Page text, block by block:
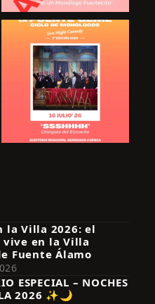
la Villa 2026: el
vive en la Villa
Fuente Álamo
ESPECIAL – NOCHES
2026 ✨🌙